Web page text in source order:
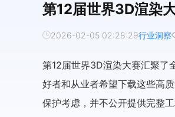
第12届世界3D渲染
2026-02-05 02:28:29行业洞察
第12届世界3D渲染大赛汇聚了
好者和从业者希望下载这些高
保护考虑，并不公开提供完整